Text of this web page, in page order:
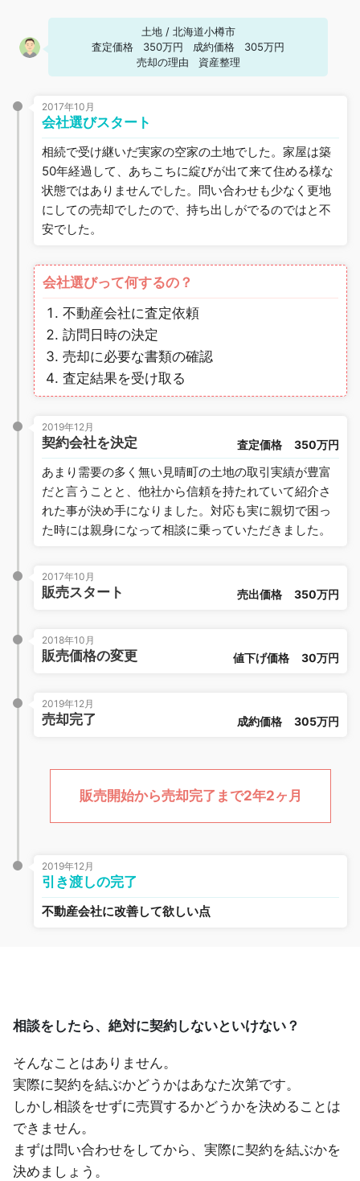
土地 / 北海道小樽市
査定価格
350万円 成約価格
305万円
売却の理由
資産整理
2017年10月
会社選びスタート
相続で受け継いだ実家の空家の土地でした。家屋は築
50年経過して、あちこちに綻びが出て来て住める様な
状態ではありませんでした。問い合わせも少なく更地
にしての売却でしたので、持ち出しがでるのではと不
安でした。
会社選びって何するの？
不動産会社に査定依頼
訪問日時の決定
売却に必要な書類の確認
査定結果を受け取る
2019年12月
契約会社を決定 査定価格 350万円
あまり需要の多く無い見晴町の土地の取引実績が豊富
だと言うことと、他社から信頼を持たれていて紹介さ
れた事が決め手になりました。対応も実に親切で困っ
た時には親身になって相談に乗っていただきました。
2017年10月
販売スタート 売出価格 350万円
2018年10月
販売価格の変更 値下げ価格 30万円
2019年12月
売却完了 成約価格 305万円
販売開始から売却完了まで2年2ヶ月
2019年12月
引き渡しの完了
不動産会社に改善して欲しい点
相談をしたら、絶対に契約しないといけない？
そんなことはありません。
実際に契約を結ぶかどうかはあなた次第です。
しかし相談をせずに売買するかどうかを決めることは
できません。
まずは問い合わせをしてから、実際に契約を結ぶかを
決めましょう。